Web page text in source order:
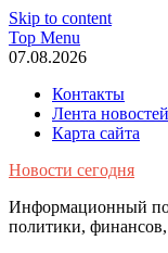
Skip to content
Top Menu
07.08.2026
Контакты
Лента новостей
Карта сайта
Новости сегодня
Информационный
политики,